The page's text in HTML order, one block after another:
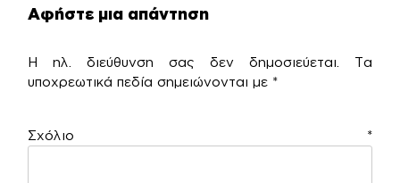
Αφήστε μια απάντηση
Η ηλ. διεύθυνση σας δεν δημοσιεύεται.
Τα
υποχρεωτικά πεδία σημειώνονται με *
Σχόλιο *